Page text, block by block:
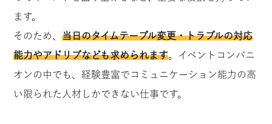
ます。
そのため、当日のタイムテーブル変更・トラブルの対応
能力やアドリブなども求められます。イベントコンパニ
オンの中でも、経験豊富でコミュニケーション能力の高
い限られた人材しかできない仕事です。